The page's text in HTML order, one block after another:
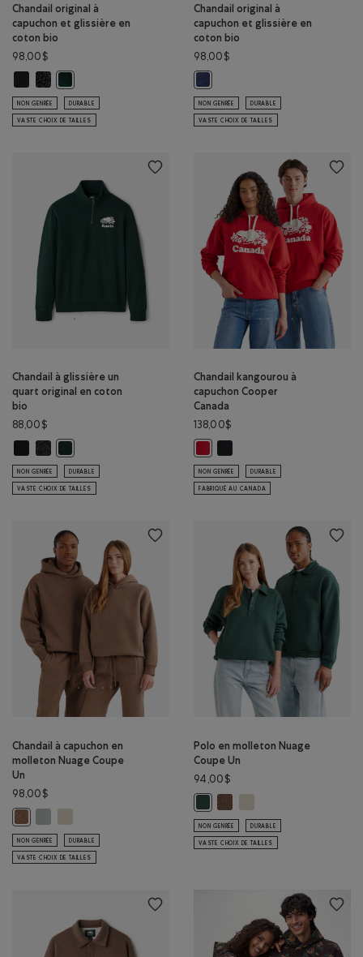
Chandail original à
capuchon et glissière en
coton bio
98,00$
Chandail original à capuchon et glissière en coton bio: NOIR Couleur
Chandail original à capuchon et glissière en coton bio: POIVRE
NON GENRÉE DURABLE
VASTE CHOIX DE TAILLES
Chandail original à
capuchon et glissière en
coton bio
98,00$
NON GENRÉE DURABLE
VASTE CHOIX DE TAILLES
Chandail à glissière un
quart original en coton
bio
88,00$
Chandail à glissière un quart original en coton bio: NOIR Couleur
Chandail à glissière un quart original en coton bio: POIVRE NOIR
NON GENRÉE DURABLE
VASTE CHOIX DE TAILLES
Chandail kangourou à
capuchon Cooper
Canada
138,00$
NON GENRÉE DURABLE
FABRIQUÉ AU CANADA
Chandail à capuchon en
molleton Nuage Coupe
Un
98,00$
Chandail à capuchon en molleton Nuage Coupe Un: GRIS ARDOISE
Chandail à capuchon en molleton Nuage Coupe Un:
NON GENRÉE DURABLE
VASTE CHOIX DE TAILLES
Polo en molleton Nuage
Coupe Un
94,00$
NON GENRÉE DURABLE
VASTE CHOIX DE TAILLES